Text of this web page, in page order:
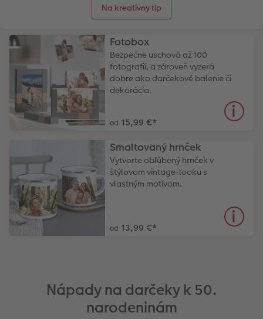
Na kreatívny tip
Fotobox
Bezpečne uschová až 100
fotografií, a zároveň vyzerá
dobre ako darčekové balenie či
dekorácia.
od 15,99 €*
Smaltovaný hrnček
Vytvorte obľúbený hrnček v
štýlovom vintage-looku s
vlastným motívom.
od 13,99 €*
Nápady na darčeky k 50.
narodeninám